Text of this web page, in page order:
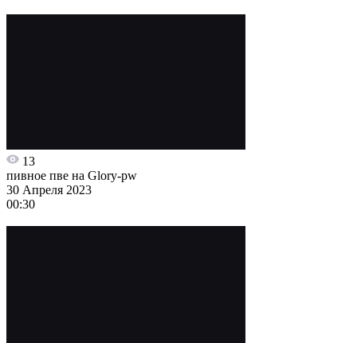
13
пивное пве на Glory-pw
30 Апреля 2023
00:30